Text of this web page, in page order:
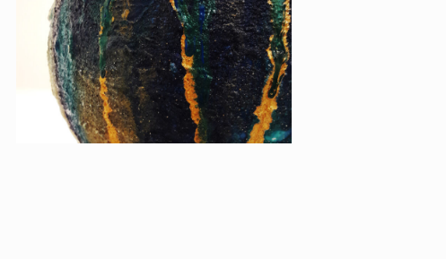
GLOBE IV (2018) -
PÜSPÖK ANITA